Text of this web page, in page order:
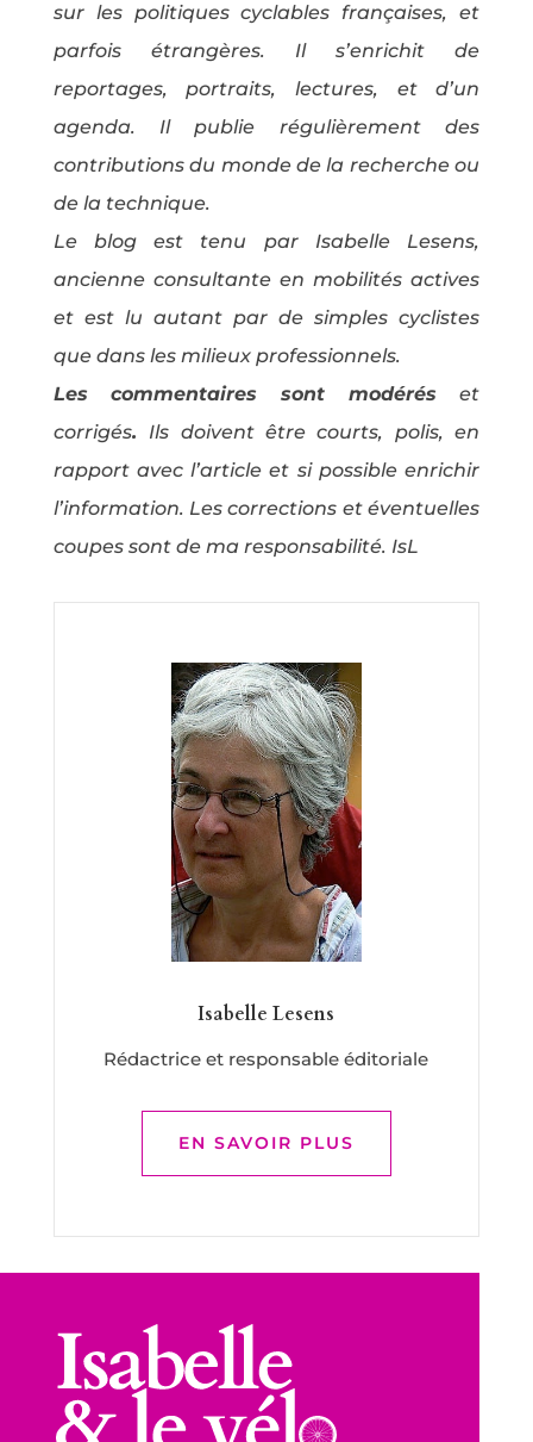
sur les politiques cyclables françaises, et
parfois étrangères. Il s’enrichit de
reportages, portraits, lectures, et d’un
agenda. Il publie régulièrement des
contributions du monde de la recherche ou
de la technique.
Le blog est tenu par Isabelle Lesens,
ancienne consultante en mobilités actives
et est lu autant par de simples cyclistes
que dans les milieux professionnels.
Les commentaires sont modéréset
corrigés. Ils doivent être courts, polis, en
rapport avec l’article et si possible enrichir
l’information. Les corrections et éventuelles
coupes sont de ma responsabilité. IsL
Isabelle Lesens
Rédactrice et responsable éditoriale
EN SAVOIR PLUS